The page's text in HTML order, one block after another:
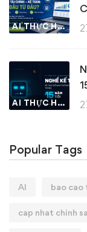
AI THỰC HÀNH
AI THỰC HÀNH
Popular Tags
AI bao cao
cap nhat chinh